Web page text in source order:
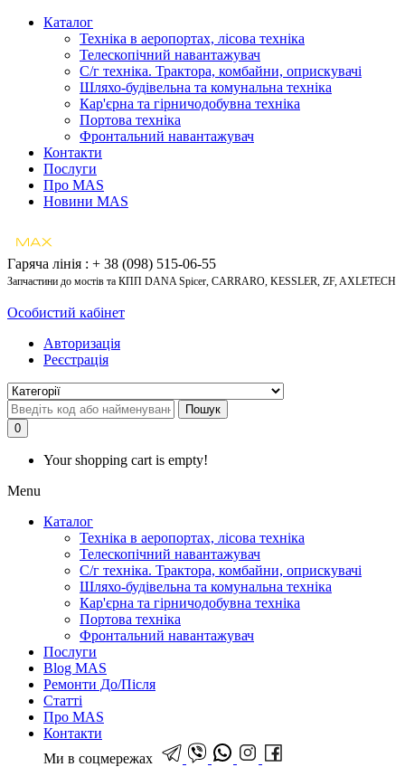
Каталог
Техніка в аеропортах, лісова техніка
Телескопічний навантажувач
С/г техніка. Трактора, комбайни, оприскувачі
Шляхо-будівельна та комунальна техніка
Кар'єрна та гірничодобувна техніка
Портова техніка
Фронтальний навантажувач
Контакти
Послуги
Про MAS
Новини MAS
Гаряча лінія : + 38 (098) 515-06-55
Запчастини до мостів та КПП DANA Spicer, CARRARO, KESSLER, ZF, AXLETECH
Особистий кабінет
Авторизація
Реєстрація
Пошук
0
Your shopping cart is empty!
Menu
Каталог
Техніка в аеропортах, лісова техніка
Телескопічний навантажувач
С/г техніка. Трактора, комбайни, оприскувачі
Шляхо-будівельна та комунальна техніка
Кар'єрна та гірничодобувна техніка
Портова техніка
Фронтальний навантажувач
Послуги
Blog MAS
Ремонти До/Після
Статті
Про MAS
Контакти
Ми в соцмережах